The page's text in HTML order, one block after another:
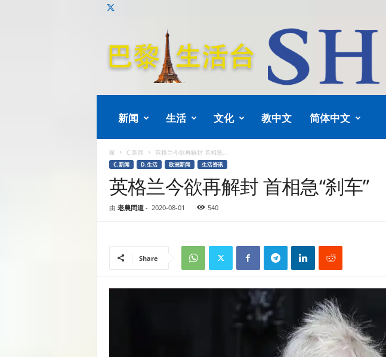
新闻 生活 文化 教中文 简体中文
家 C.新闻 英格兰今欲再解封 首相急...
C.新闻 D.生活 欧洲新闻 生活资讯
英格兰今欲再解封 首相急“刹车”
由 老農問道- 2020-08-01 540
Share